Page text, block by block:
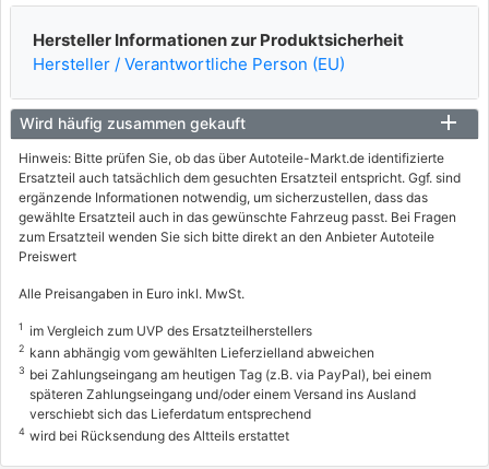
Hersteller Informationen zur Produktsicherheit
Hersteller / Verantwortliche Person (EU)
Wird häufig zusammen gekauft
Hinweis: Bitte prüfen Sie, ob das über Autoteile-Markt.de identifizierte
Ersatzteil auch tatsächlich dem gesuchten Ersatzteil entspricht. Ggf. sind
ergänzende Informationen notwendig, um sicherzustellen, dass das
gewählte Ersatzteil auch in das gewünschte Fahrzeug passt. Bei Fragen
zum Ersatzteil wenden Sie sich bitte direkt an den Anbieter Autoteile
Preiswert
Alle Preisangaben in Euro inkl. MwSt.
1 im Vergleich zum UVP des Ersatzteilherstellers
2 kann abhängig vom gewählten Lieferzielland abweichen
3 bei Zahlungseingang am heutigen Tag (z.B. via PayPal), bei einem
späteren Zahlungseingang und/oder einem Versand ins Ausland
verschiebt sich das Lieferdatum entsprechend
4 wird bei Rücksendung des Altteils erstattet